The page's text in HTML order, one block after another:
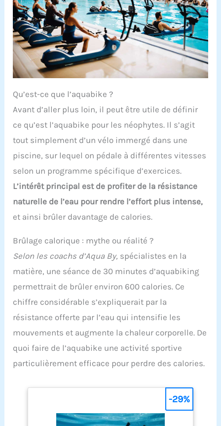
Qu’est-ce que l’aquabike ?
Avant d’aller plus loin, il peut être utile de définir
ce qu’est l’aquabike pour les néophytes. Il s’agit
tout simplement d’un vélo immergé dans une
piscine, sur lequel on pédale à différentes vitesses
selon un programme spécifique d’exercices.
L’intérêt principal est de profiter de la résistance
naturelle de l’eau pour rendre l’effort plus intense,
et ainsi brûler davantage de calories.
Brûlage calorique : mythe ou réalité ?
Selon les coachs d’Aqua By, spécialistes en la
matière, une séance de 30 minutes d’aquabiking
permettrait de brûler environ 600 calories. Ce
chiffre considérable s’expliquerait par la
résistance offerte par l’eau qui intensifie les
mouvements et augmente la chaleur corporelle. De
quoi faire de l’aquabike une activité sportive
particulièrement efficace pour perdre des calories.
-29%